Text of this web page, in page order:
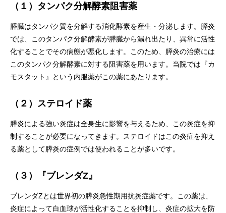
（１）タンパク分解酵素阻害薬
膵臓はタンパク質を分解する消化酵素を産生・分泌します。膵炎
では、このタンパク分解酵素が膵臓から漏れ出たり、異常に活性
化することでその病態が悪化します。このため、膵炎の治療には
このタンパク分解酵素に対する阻害薬を用います。当院では『カ
モスタット』という内服薬がこの薬にあたります。
（２）ステロイド薬
膵炎による強い炎症は全身生に影響を与えるため、この炎症を抑
制することが必要になってきます。ステロイドはこの炎症を抑え
る薬として膵炎の症例では使われることが多いです。
（３）『ブレンダZ』
ブレンダZとは世界初の膵炎急性期用抗炎症薬です。この薬は、
炎症によって白血球が活性化することを抑制し、炎症の拡大を防